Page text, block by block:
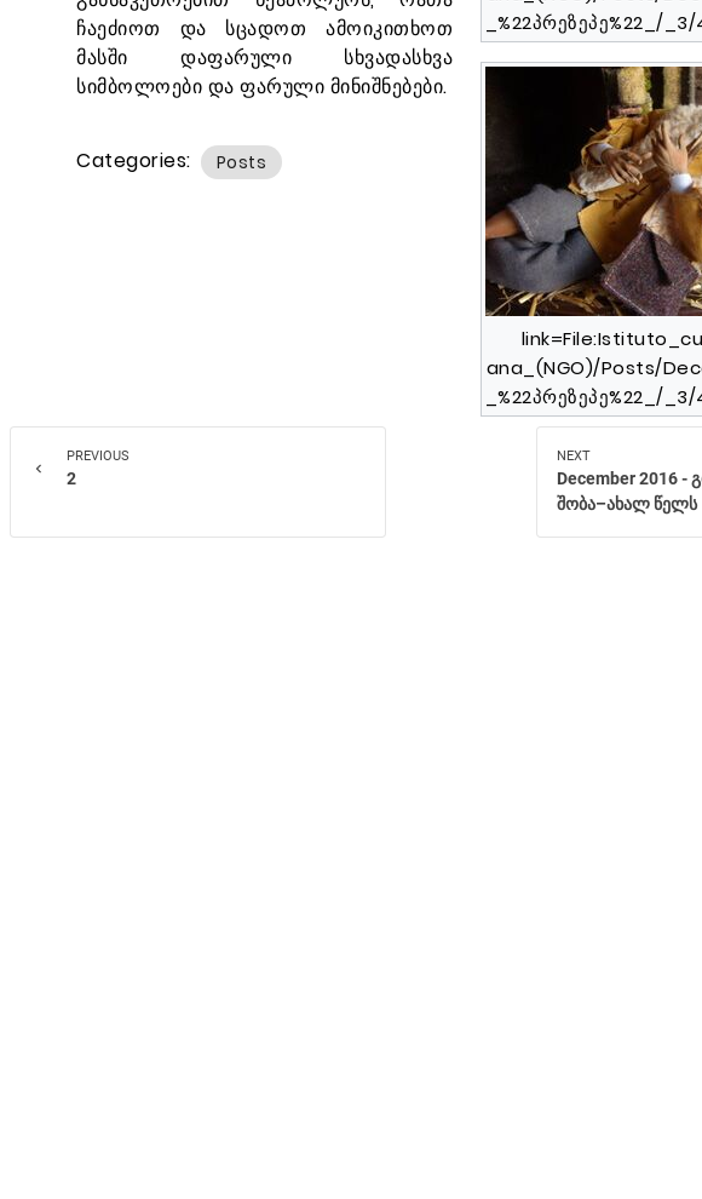
_%22პრეზეპე%22_/
ana_(NGO)/Posts/
_%22პრეზეპე%22_/
ჩაეძიოთ და სცადოთ ამოიკითხოთ
მასში დაფარული სხვადასხვა
სიმბოლოები და ფარული მინიშნებები.
Categories: Posts
chevron_left
PREVIOUS
2
NEXT
December 2016
შობა–ახალ წელს